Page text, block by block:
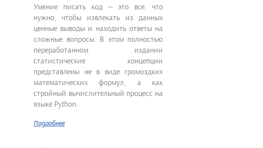
Умение писать код — это все, что
нужно, чтобы извлекать из данных
ценные выводы и находить ответы на
сложные вопросы. В этом полностью
переработанном издании
статистические концепции
представлены не в виде громоздких
математических формул, а как
стройный вычислительный процесс на
языке Python.
Подробнее